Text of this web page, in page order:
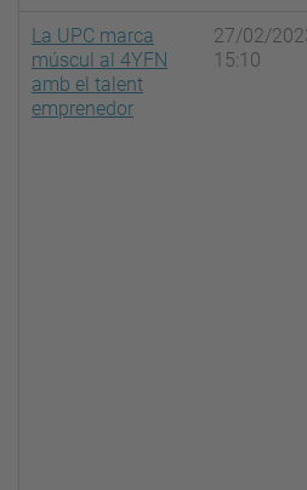
La UPC marca
múscul al 4YFN
amb el talent
emprenedor
27/02/
15:10